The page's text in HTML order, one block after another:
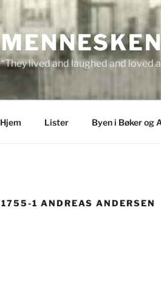
“They lived and laughed and loved
Hjem Lister Byen i Bøker og
1755-1 ANDREAS ANDERSEN